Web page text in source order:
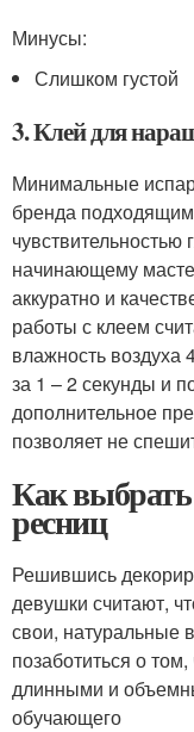
Минусы:
Слишком густой
3. Клей для
Минимальные
бренда
чувствительностью
начинающему
аккуратно и
работы с клеем
влажность воздуха
за 1 – 2 секунды и
дополнительное
позволяет не
Как
ресниц
Решившись
девушки считают,
свои, натуральные
позаботиться о
длинными и
обучающего